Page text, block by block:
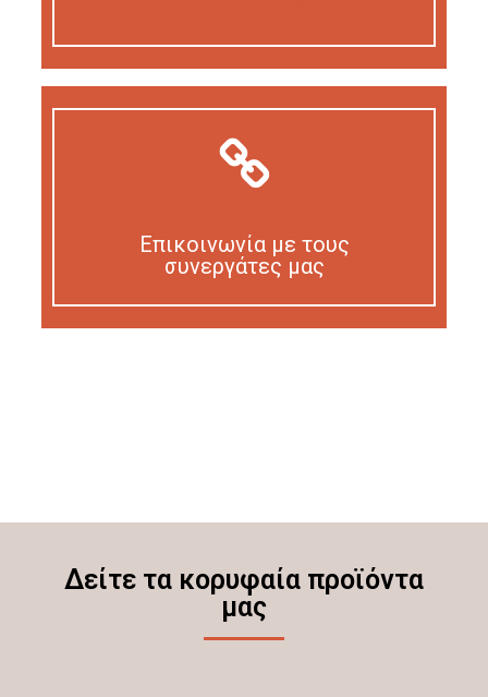
Επικοινωνία με τους
συνεργάτες μας
Δείτε τα κορυφαία προϊόντα
μας